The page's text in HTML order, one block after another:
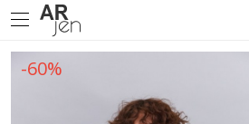
-60%